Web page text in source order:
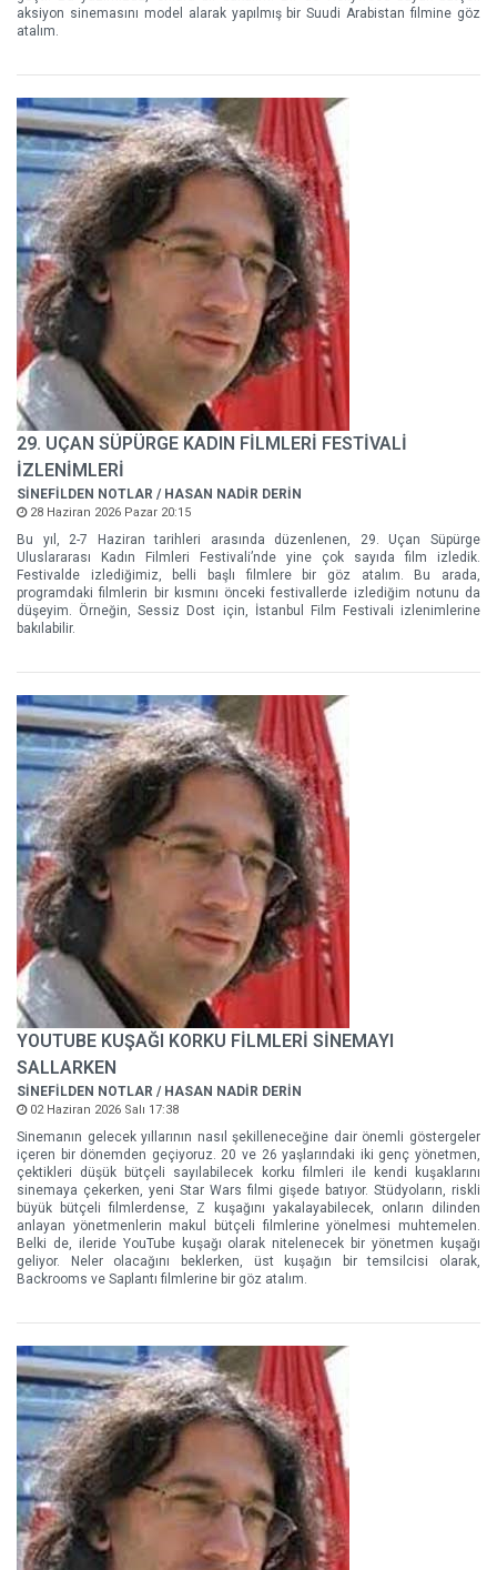
aksiyon sinemasını model alarak yapılmış bir Suudi Arabistan filmine göz
atalım.
29. UÇAN SÜPÜRGE KADIN FİLMLERİ FESTİVALİ
İZLENİMLERİ
SİNEFİLDEN NOTLAR / HASAN NADİR DERİN
28 Haziran 2026 Pazar 20:15
Bu yıl, 2-7 Haziran tarihleri arasında düzenlenen, 29. Uçan Süpürge
Uluslararası Kadın Filmleri Festivali’nde yine çok sayıda film izledik.
Festivalde izlediğimiz, belli başlı filmlere bir göz atalım. Bu arada,
programdaki filmlerin bir kısmını önceki festivallerde izlediğim notunu da
düşeyim. Örneğin, Sessiz Dost için, İstanbul Film Festivali izlenimlerine
bakılabilir.
YOUTUBE KUŞAĞI KORKU FİLMLERİ SİNEMAYI
SALLARKEN
SİNEFİLDEN NOTLAR / HASAN NADİR DERİN
02 Haziran 2026 Salı 17:38
Sinemanın gelecek yıllarının nasıl şekilleneceğine dair önemli göstergeler
içeren bir dönemden geçiyoruz. 20 ve 26 yaşlarındaki iki genç yönetmen,
çektikleri düşük bütçeli sayılabilecek korku filmleri ile kendi kuşaklarını
sinemaya çekerken, yeni Star Wars filmi gişede batıyor. Stüdyoların, riskli
büyük bütçeli filmlerdense, Z kuşağını yakalayabilecek, onların dilinden
anlayan yönetmenlerin makul bütçeli filmlerine yönelmesi muhtemelen.
Belki de, ileride YouTube kuşağı olarak nitelenecek bir yönetmen kuşağı
geliyor. Neler olacağını beklerken, üst kuşağın bir temsilcisi olarak,
Backrooms ve Saplantı filmlerine bir göz atalım.